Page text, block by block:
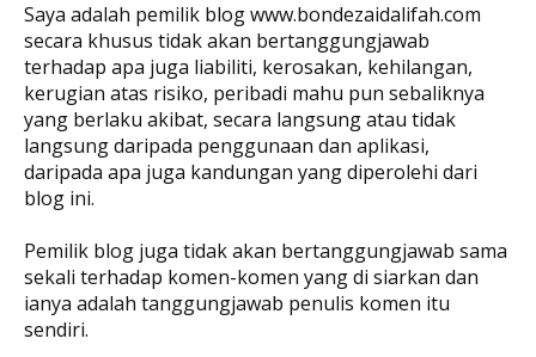
Saya adalah pemilik blog www.bondezaidalifah.com
secara khusus tidak akan bertanggungjawab
terhadap apa juga liabiliti, kerosakan, kehilangan,
kerugian atas risiko, peribadi mahu pun sebaliknya
yang berlaku akibat, secara langsung atau tidak
langsung daripada penggunaan dan aplikasi,
daripada apa juga kandungan yang diperolehi dari
blog ini.
Pemilik blog juga tidak akan bertanggungjawab sama
sekali terhadap komen-komen yang di siarkan dan
ianya adalah tanggungjawab penulis komen itu
sendiri.